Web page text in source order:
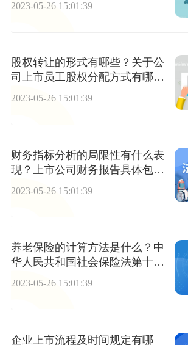
2023-05-26 15:01:39
股权转让的形式有哪些？关于公
司上市员工股权分配方式有哪
些？上市公司股权转让需要多久
2023-05-26 15:01:39
财务指标分析的局限性有什么表
现？上市公司财务报告具体包括
2023-05-26 15:01:39
养老保险的计算方法是什么？中
华人民共和国社会保险法第十六
条是什么？
2023-05-26 15:01:39
企业上市流程及时间规定有哪